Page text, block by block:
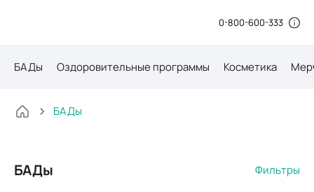
0-800-600-333
БАДы Оздоровительные программы Косметика
БАДы
БАДы Фильтры